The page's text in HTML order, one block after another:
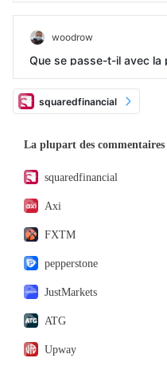
woodrow
Que se passe-t-il avec la
Cela fait deux jours que
re fois et le marché n'a
squaredfinancial
La plupart des commentaires
squaredfinancial
Axi
FXTM
pepperstone
JustMarkets
ATG
Upway